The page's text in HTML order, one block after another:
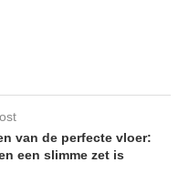
van de perfecte vloer:
een slimme zet is